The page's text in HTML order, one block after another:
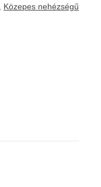
Közepes nehézségű